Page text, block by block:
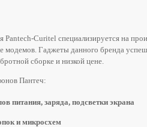
Curitel специализируется на
модемов. Гаджеты данного бренда
сборке и низкой цене.
Пантеч:
питания, заряда, подсветки экрана
и микросхем